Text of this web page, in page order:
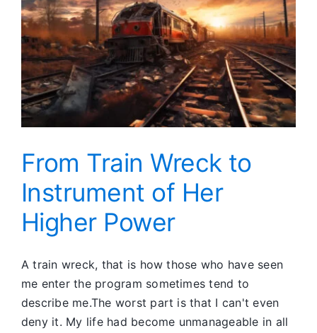
برنامه
From Train Wreck to
Instrument of Her
Higher Power
A train wreck, that is how those who have seen
me enter the program sometimes tend to
describe me.The worst part is that I can't even
deny it. My life had become unmanageable in all